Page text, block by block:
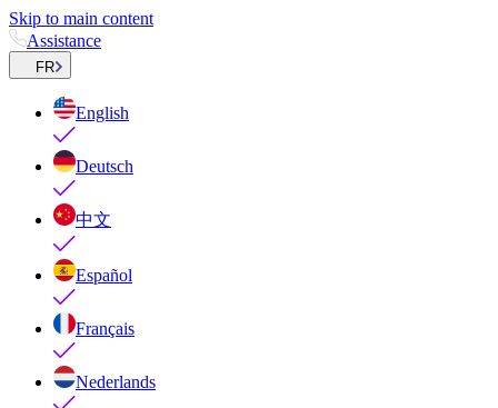
Skip to main content
Assistance
FR
English
Deutsch
中文
Español
Français
Nederlands